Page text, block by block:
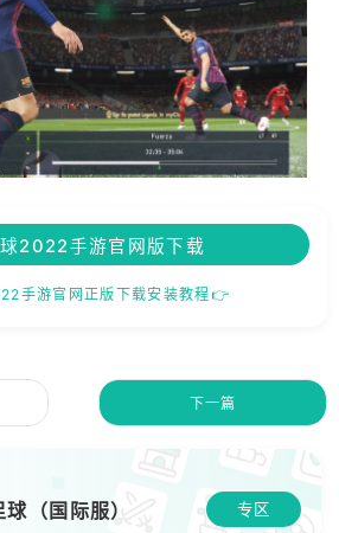
2022手游官网版下载
手游官网正版下载安装教程👉
下一篇
（国际服） 专区